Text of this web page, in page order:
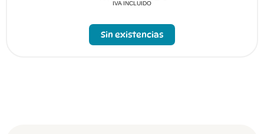
IVA INCLUIDO
Sin existencias